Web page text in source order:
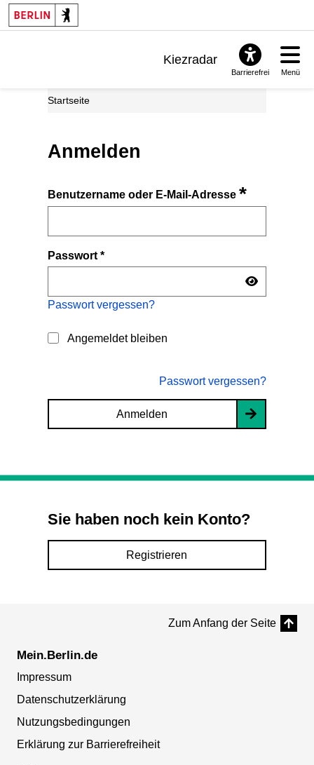
Kiezradar
Barrierefrei Menü
Startseite
Anmelden
Benutzername oder E-Mail-Adresse*
Passwort*
Passwort vergessen?
Angemeldet bleiben
Passwort vergessen?
Anmelden
Sie haben noch kein Konto?
Registrieren
Zum Anfang der Seite
Mein.Berlin.de
Impressum
Datenschutzerklärung
Nutzungsbedingungen
Erklärung zur Barrierefreiheit